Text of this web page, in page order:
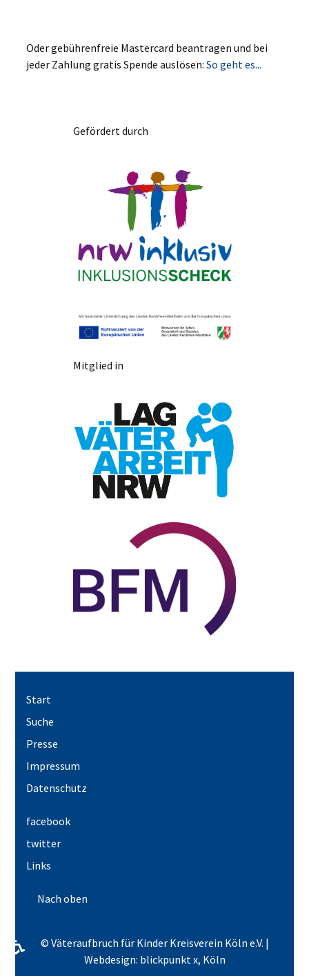
Oder gebührenfreie Mastercard beantragen und bei
jeder Zahlung gratis Spende auslösen:So geht es...
Gefördert durch
Mitglied in
Start
Suche
Presse
Impressum
Datenschutz
facebook
twitter
Links
Nach oben
© Väteraufbruch für Kinder Kreisverein Köln e.V. |
Webdesign: blickpunkt x, Köln